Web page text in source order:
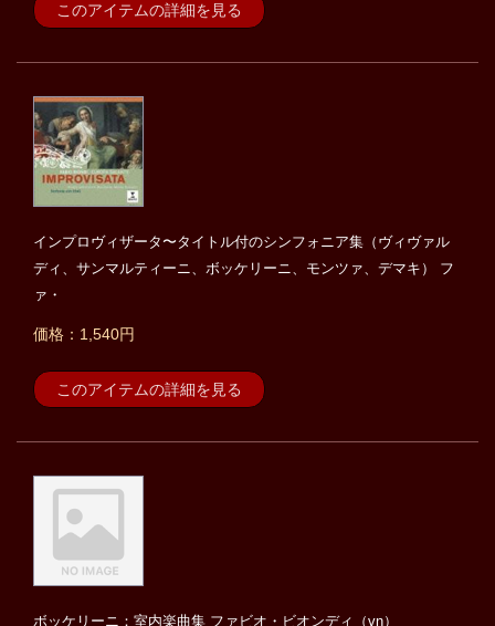
このアイテムの詳細を見る
インプロヴィザータ〜タイトル付のシンフォニア集（ヴィヴァル
ディ、サンマルティーニ、ボッケリーニ、モンツァ、デマキ） フ
ァ・
価格：1,540円
このアイテムの詳細を見る
ボッケリーニ：室内楽曲集 ファビオ・ビオンディ（vn）